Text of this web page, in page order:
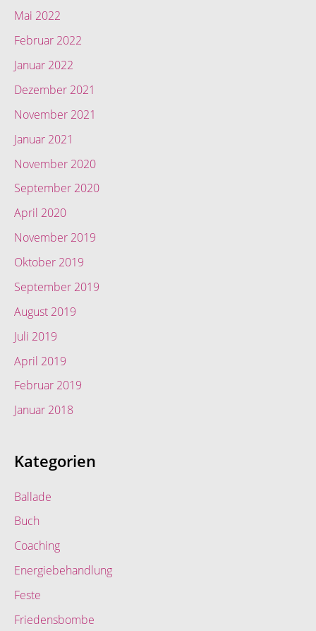
Mai 2022
Februar 2022
Januar 2022
Dezember 2021
November 2021
Januar 2021
November 2020
September 2020
April 2020
November 2019
Oktober 2019
September 2019
August 2019
Juli 2019
April 2019
Februar 2019
Januar 2018
Kategorien
Ballade
Buch
Coaching
Energiebehandlung
Feste
Friedensbombe